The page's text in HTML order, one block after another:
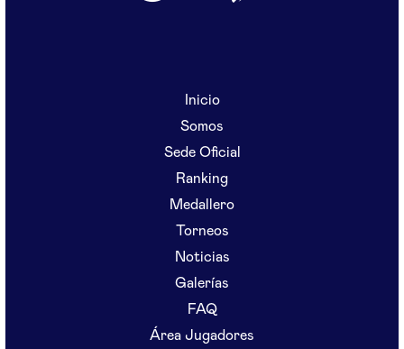
Inicio
Somos
Sede Oficial
Ranking
Medallero
Torneos
Noticias
Galerías
FAQ
Área Jugadores